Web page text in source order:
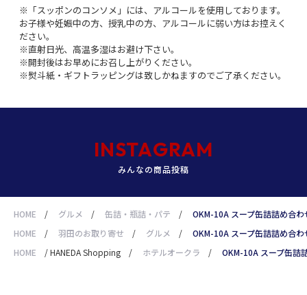
HOME / グルメ / 缶詰・瓶詰・パテ /
OKM-10A スープ缶詰詰め合
HOME
/ 羽田のお取り寄せ / グルメ /
OKM-10A スープ缶詰詰め合
HOME
/HANEDA Shopping / ホテルオークラ / OKM-10A スープ缶詰
※「スッポンのコンソメ」には、アルコールを使用しております。
お子様や妊娠中の方、授乳中の方、アルコールに弱い方はお控えく
ださい。
※直射日光、高温多湿はお避け下さい。
※開封後はお早めにお召し上がりください。
※熨斗紙・ギフトラッピングは致しかねますのでご了承ください。
INSTAGRAM
みんなの商品投稿